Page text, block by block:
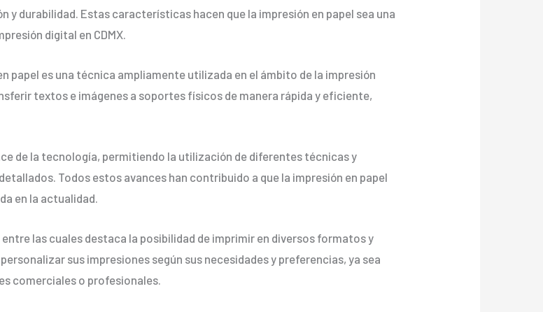
durabilidad. Estas características hacen que la impresión en papel sea una
digital en CDMX.
papel es una técnica ampliamente utilizada en el ámbito de la impresión
textos e imágenes a soportes físicos de manera rápida y eficiente,
de la tecnología, permitiendo la utilización de diferentes técnicas y
Todos estos avances han contribuido a que la impresión en papel
en la actualidad.
las cuales destaca la posibilidad de imprimir en diversos formatos y
sus impresiones según sus necesidades y preferencias, ya sea
comerciales o profesionales.